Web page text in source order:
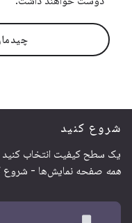
شروع کنید
یک سطح کیفیت انتخاب کنید
همه صفحه نمایش‌ها - شروع